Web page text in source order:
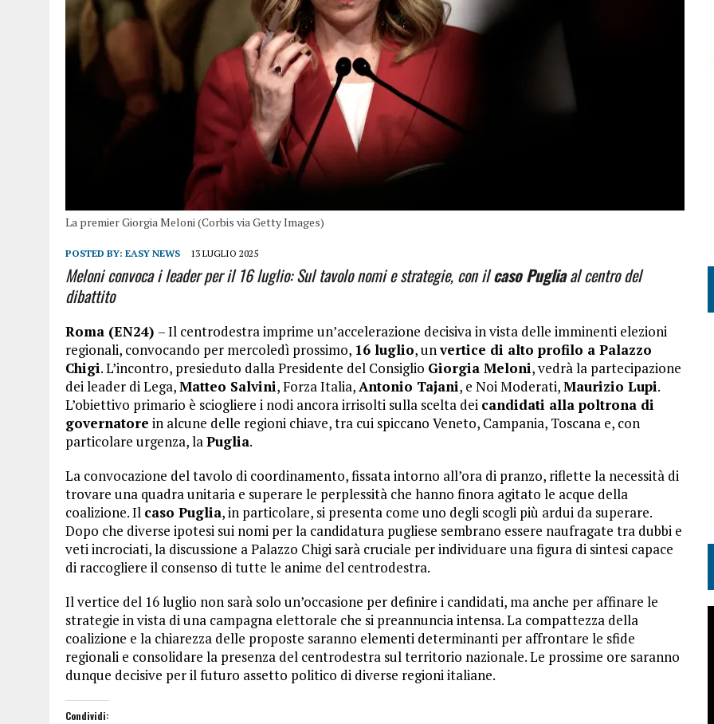
La premier Giorgia Meloni (Corbis via Getty Images)
POSTED BY: EASY NEWS 13 LUGLIO 2025
Meloni convoca i leader per il 16 luglio: Sul tavolo nomi e strategie, con ilcaso Pugliaal centro del
dibattito
Roma (EN24) – Il centrodestra imprime un’accelerazione decisiva in vista delle imminenti elezioni
regionali, convocando per mercoledì prossimo, 16 luglio, unvertice di alto profilo a Palazzo
Chigi. L’incontro, presieduto dalla Presidente del Consiglio Giorgia Meloni, vedrà la partecipazione
dei leader di Lega,Matteo Salvini, Forza Italia,Antonio Tajani, e Noi Moderati,Maurizio Lupi.
L’obiettivo primario è sciogliere i nodi ancora irrisolti sulla scelta dei candidati alla poltrona di
governatore in alcune delle regioni chiave, tra cui spiccano Veneto, Campania, Toscana e, con
particolare urgenza, laPuglia.
La convocazione del tavolo di coordinamento, fissata intorno all’ora di pranzo, riflette la necessità di
trovare una quadra unitaria e superare le perplessità che hanno finora agitato le acque della
coalizione. Il caso Puglia, in particolare, si presenta come uno degli scogli più ardui da superare.
Dopo che diverse ipotesi sui nomi per la candidatura pugliese sembrano essere naufragate tra dubbi e
veti incrociati, la discussione a Palazzo Chigi sarà cruciale per individuare una figura di sintesi capace
di raccogliere il consenso di tutte le anime del centrodestra.
Il vertice del 16 luglio non sarà solo un’occasione per definire i candidati, ma anche per affinare le
strategie in vista di una campagna elettorale che si preannuncia intensa. La compattezza della
coalizione e la chiarezza delle proposte saranno elementi determinanti per affrontare le sfide
regionali e consolidare la presenza del centrodestra sul territorio nazionale. Le prossime ore saranno
dunque decisive per il futuro assetto politico di diverse regioni italiane.
Condividi: